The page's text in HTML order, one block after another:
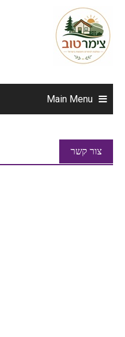
content
Main Menu
צור קשר